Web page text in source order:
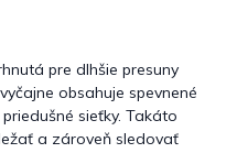
pre dlhšie presuny
obsahuje spevnené
sieťky. Takáto
a zároveň sledovať